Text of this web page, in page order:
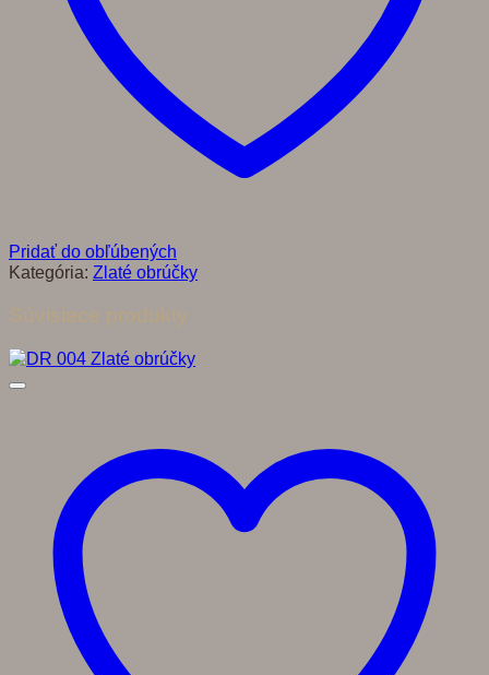
Pridať do obľúbených
Kategória: Zlaté obrúčky
Súvisiace produkty